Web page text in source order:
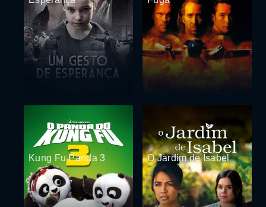
Kung Fu Panda 3 O Jardim de Isabel